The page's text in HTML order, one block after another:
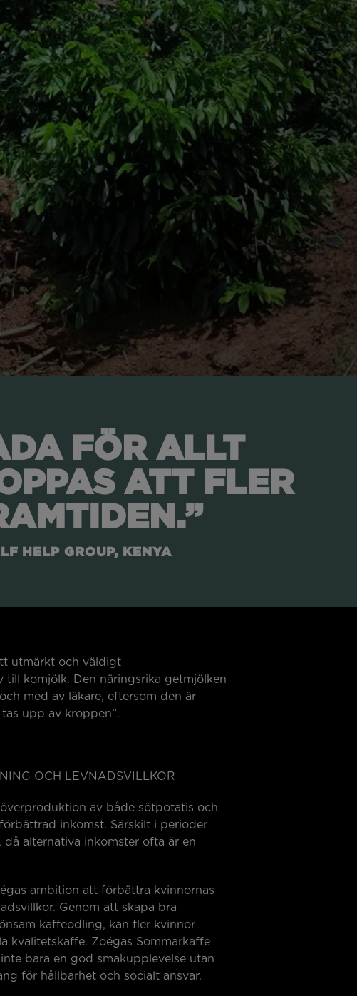
FÖR ALLT
ATT FLER
HELP GROUP, KENYA
utmärkt och väldigt
till komjölk. Den näringsrika getmjölken
med av läkare, eftersom den är
upp av kroppen”.
OCH LEVNADSVILLKOR
överproduktion av både sötpotatis och
inkomst. Särskilt i perioder
då alternativa inkomster ofta är en
ambition att förbättra kvinnornas
Genom att skapa bra
kaffeodling, kan fler kvinnor
kvalitetskaffe. Zoégas Sommarkaffe
bara en god smakupplevelse utan
för hållbarhet och socialt ansvar.